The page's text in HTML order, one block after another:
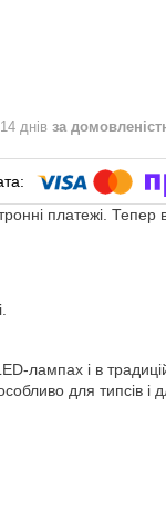
днів за
платежі.
лампах і в
для типсів